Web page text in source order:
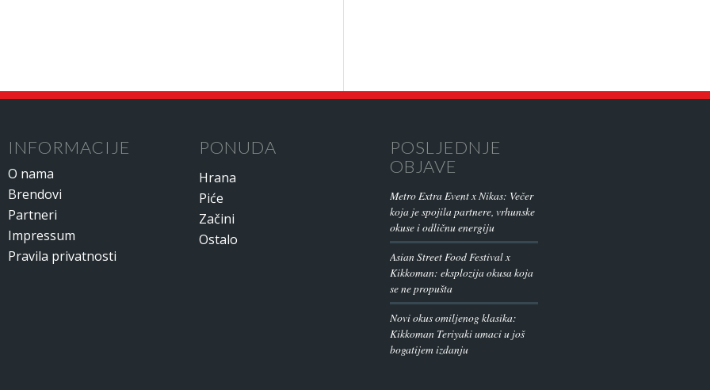
INFORMACIJE
O nama
Brendovi
Partneri
Impressum
Pravila privatnosti
PONUDA
Hrana
Piće
Začini
Ostalo
POSLJEDNJE
OBJAVE
Metro Extra Event x Nikas: Večer
koja je spojila partnere, vrhunske
okuse i odličnu energiju
Asian Street Food Festival x
Kikkoman: eksplozija okusa koja
se ne propušta
Novi okus omiljenog klasika:
Kikkoman Teriyaki umaci u još
bogatijem izdanju